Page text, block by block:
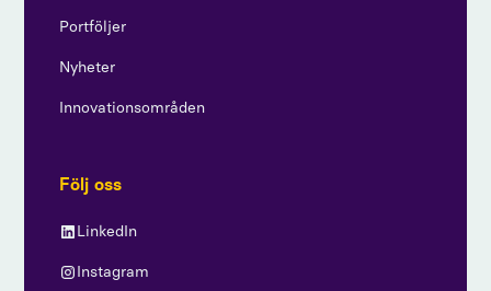
Portföljer
Nyheter
Innovationsområden
Följ oss
LinkedIn
Instagram